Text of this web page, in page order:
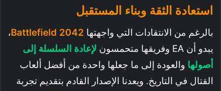
استعادة الثقة وبناء المستقبل
بالرغم من الانتقادات التي واجهتها Battlefield 2042،
يبدو أن EA وفريقها متحمسون
لإعادة السلسلة إلى
أصولها والعودة إلى ما جعلها واحدة من أفضل ألعاب
القتال في التاريخ. ويعدنا الإصدار القادم بتقديم تجربة